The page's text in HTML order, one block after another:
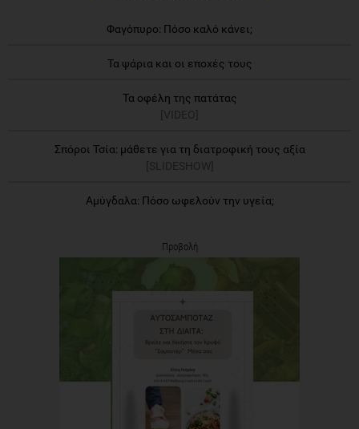
Φαγόπυρο: Πόσο καλό κάνει;
Τα ψάρια και οι εποχές τους
Τα οφέλη της πατάτας
[VIDEO]
Σπόροι Τσία: μάθετε για τη διατροφική τους αξία
[SLIDESHOW]
Αμύγδαλα: Πόσο ωφελούν την υγεία;
Προβολή